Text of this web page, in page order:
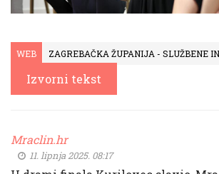
WEB ZAGREBAČKA ŽUPANIJA - SLUŽBENE
Izvorni tekst
Mraclin.hr
11. lipnja 2025. 08:17